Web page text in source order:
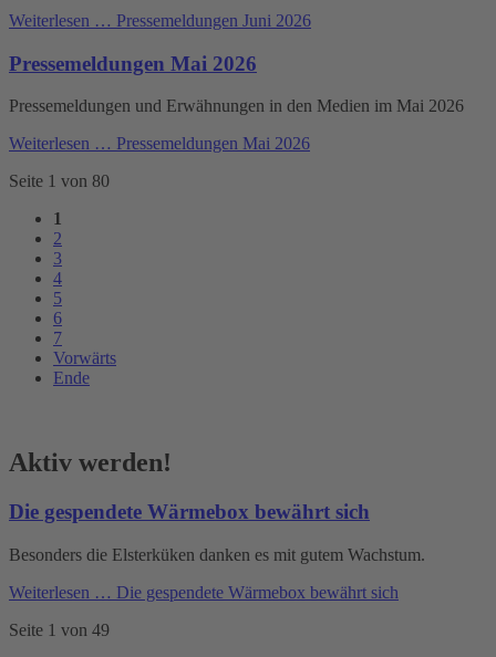
Weiterlesen … Pressemeldungen Juni 2026
Pressemeldungen Mai 2026
Pressemeldungen und Erwähnungen in den Medien im Mai 2026
Weiterlesen … Pressemeldungen Mai 2026
Seite 1 von 80
1
2
3
4
5
6
7
Vorwärts
Ende
Aktiv werden!
Die gespendete Wärmebox bewährt sich
Besonders die Elsterküken danken es mit gutem Wachstum.
Weiterlesen … Die gespendete Wärmebox bewährt sich
Seite 1 von 49